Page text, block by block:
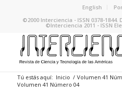
English
©2000 Interciencia - ISSN 0378-1844.
©Interciencia 2011 - ISSN
Tú estás aquí: Inicio / Volumen 41
Volumen 41 Número 04